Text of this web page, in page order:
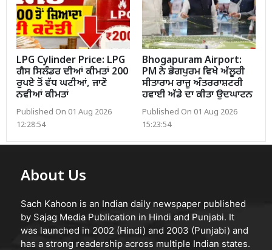
LPG Cylinder Price: LPG
ਗੈਸ ਸਿਲੰਡਰ ਦੀਆਂ ਕੀਮਤਾਂ 200
ਰੁਪਏ ਤੋਂ ਵੱਧ ਘਟੀਆਂ, ਜਾਣੋ
ਨਵੀਆਂ ਕੀਮਤਾਂ
Published On 01 Aug 2026
12:28:54
Bhogapuram Airport:
PM ਨੇ ਭੋਗਪੁਰਮ ਵਿਖੇ ਅੱਲੂਰੀ
ਸੀਤਾਰਾਮ ਰਾਜੂ ਅੰਤਰਰਾਸ਼ਟਰੀ
ਹਵਾਈ ਅੱਡੇ ਦਾ ਕੀਤਾ ਉਦਘਾਟਨ
Published On 01 Aug 2026
15:23:54
About Us
Sach Kahoon is an Indian daily newspaper published
by Sajag Media Publication in Hindi and Punjabi. It
was launched in 2002 (Hindi) and 2003 (Punjabi) and
has a strong readership across multiple Indian states.